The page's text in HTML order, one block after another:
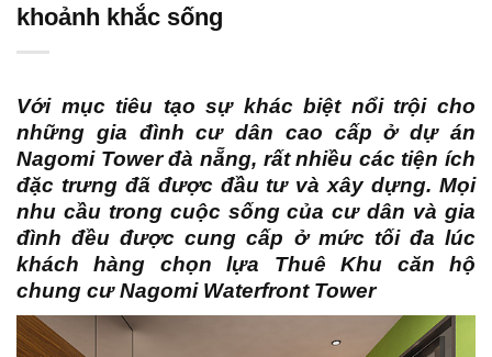
khoảnh khắc sống
Với mục tiêu tạo sự khác biệt nổi trội cho
những gia đình cư dân cao cấp ởdự án
Nagomi Tower đà nẵng, rất nhiều các tiện ích
đặc trưng đã được đầu tư và xây dựng. Mọi
nhu cầu trong cuộc sống của cư dân và gia
đình đều được cung cấp ở mức tối đa lúc
khách hàng chọn lựa Thuê Khu căn hộ
chung cư Nagomi Waterfront Tower